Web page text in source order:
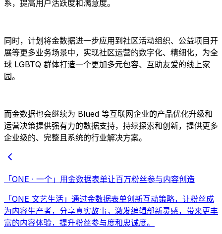
系，提高用户活跃度和满意度。
同时，计划将金数据进一步应用到社区活动组织、公益项目开
展等更多业务场景中，实现社区运营的数字化、精细化，为全
球 LGBTQ 群体打造一个更加多元包容、互助友爱的线上家
园。
而金数据也会继续为 Blued 等互联网企业的产品优化升级和
运营决策提供强有力的数据支持，持续探索和创新，提供更多
企业级的、完整且系统的行业解决方案。
「ONE · 一个」用金数据表单让百万粉丝参与内容创造
「ONE 文艺生活」通过金数据表单创新互动策略，让粉丝成
为内容生产者，分享真实故事，激发编辑部新灵感，带来更丰
富的内容体验，提升粉丝参与度和忠诚度。